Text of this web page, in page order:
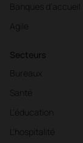
Banques d'accueil
Agile
Secteurs
Bureaux
Santé
L'éducation
L'hospitalité